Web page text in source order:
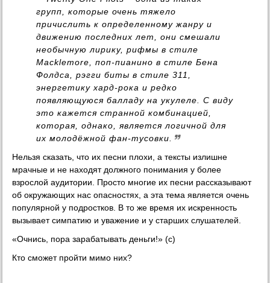
групп, которые очень тяжело
причислить к определенному жанру и
движению последних лет, они смешали
необычную лирику, рифмы в стиле
Macklemore, поп-пианино в стиле Бена
Фолдса, рэгги биты в стиле 311,
энергетику хард-рока и редко
появляющуюся балладу на укулеле. С виду
это кажется странной комбинацией,
которая, однако, является логичной для
их молодёжной фан-тусовки.
Нельзя сказать, что их песни плохи, а тексты излишне
мрачные и не находят должного понимания у более
взрослой аудитории. Просто многие их песни рассказывают
об окружающих нас опасностях, а эта тема является очень
популярной у подростков. В то же время их искренность
вызывает симпатию и уважение и у старших слушателей.
«Очнись, пора зарабатывать деньги!» (с)
Кто сможет пройти мимо них?